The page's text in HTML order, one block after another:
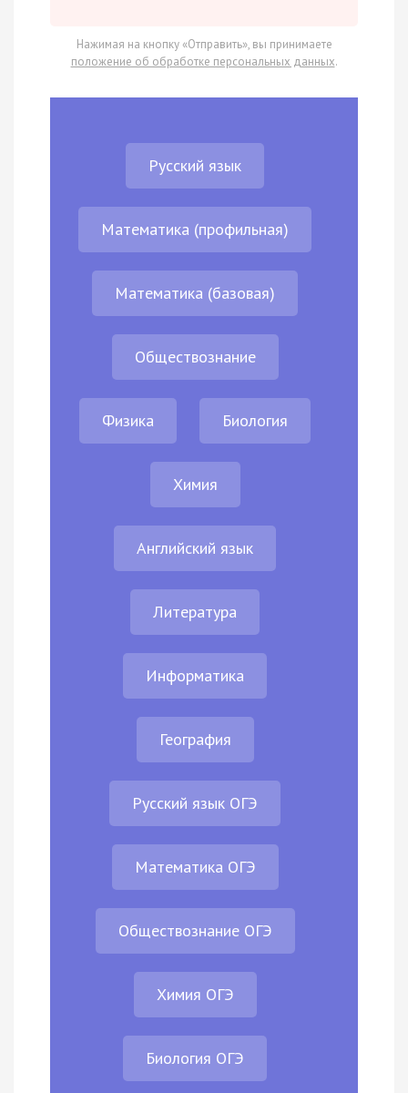
Нажимая на кнопку «Отправить», вы принимаете
положение об обработке персональных данных.
Русский язык
Математика (профильная)
Математика (базовая)
Обществознание
Физика Биология
Химия
Английский язык
Литература
Информатика
География
Русский язык ОГЭ
Математика ОГЭ
Обществознание ОГЭ
Химия ОГЭ
Биология ОГЭ